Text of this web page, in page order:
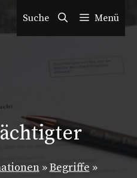
Suche Menü
»Begriffe »